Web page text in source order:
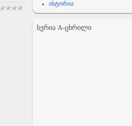
ისტორია
ᲡᲔᲠᲘᲐ A-ᲪᲮᲠᲘᲚᲘ